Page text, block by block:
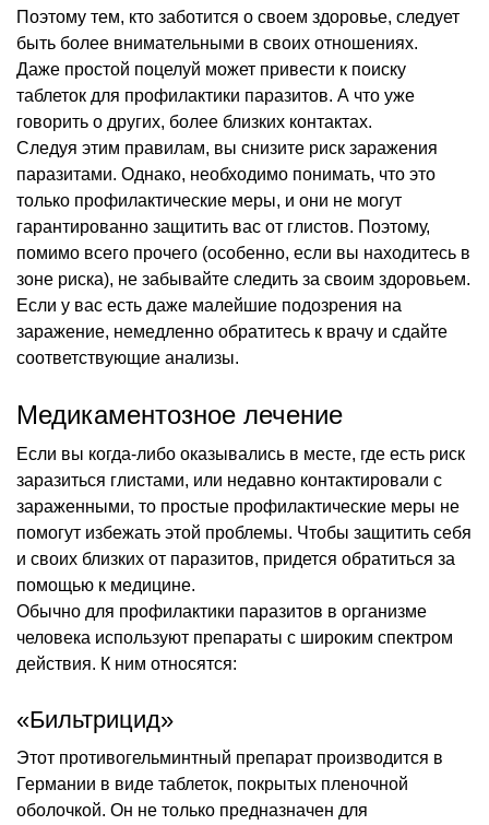
Поэтому тем, кто заботится о своем здоровье, следует
быть более внимательными в своих отношениях.
Даже простой поцелуй может привести к поиску
таблеток для профилактики паразитов. А что уже
говорить о других, более близких контактах.
Следуя этим правилам, вы снизите риск заражения
паразитами. Однако, необходимо понимать, что это
только профилактические меры, и они не могут
гарантированно защитить вас от глистов. Поэтому,
помимо всего прочего (особенно, если вы находитесь в
зоне риска), не забывайте следить за своим здоровьем.
Если у вас есть даже малейшие подозрения на
заражение, немедленно обратитесь к врачу и сдайте
соответствующие анализы.
Медикаментозное лечение
Если вы когда-либо оказывались в месте, где есть риск
заразиться глистами, или недавно контактировали с
зараженными, то простые профилактические меры не
помогут избежать этой проблемы. Чтобы защитить себя
и своих близких от паразитов, придется обратиться за
помощью к медицине.
Обычно для профилактики паразитов в организме
человека используют препараты с широким спектром
действия. К ним относятся:
«Бильтрицид»
Этот противогельминтный препарат производится в
Германии в виде таблеток, покрытых пленочной
оболочкой. Он не только предназначен для